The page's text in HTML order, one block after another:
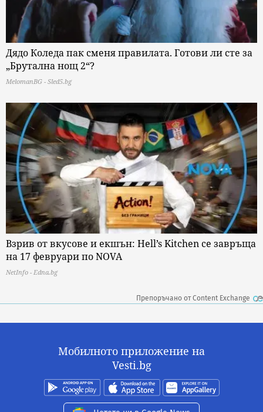
Дядо Коледа пак сменя правилата. Готови ли сте за
„Брутална нощ 2“?
MelomanBG - Sled5.bg
Взрив от вкусове и екшън: Hell’s Kitchen се завръща
на 17 февруари по NOVA
NetInfo - Edna.bg
Препоръчано от Content Exchange
Мобилното приложение на
Vesti.bg